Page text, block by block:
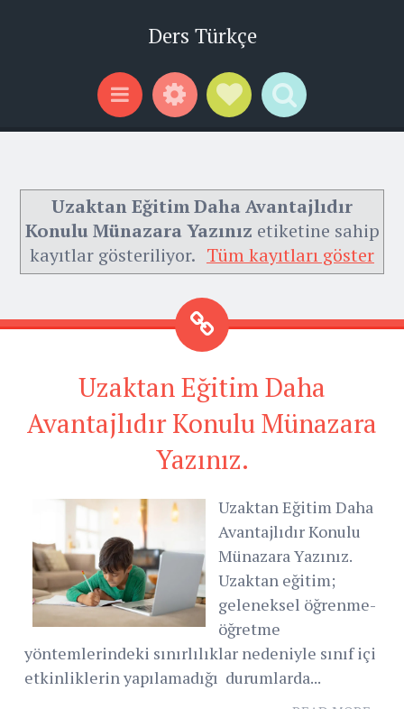
Ders Türkçe
Menu WidgetsSocial Links
Search
Uzaktan Eğitim Daha Avantajlıdır
Konulu Münazara Yazınız etiketine sahip
kayıtlar gösteriliyor. Tüm kayıtları göster
Uzaktan Eğitim Daha
Avantajlıdır Konulu Münazara
Yazınız.
Uzaktan Eğitim Daha
Avantajlıdır Konulu
Münazara Yazınız.
Uzaktan eğitim;
geleneksel öğrenme-
öğretme
yöntemlerindeki sınırlılıklar nedeniyle sınıf içi
etkinliklerin yapılamadığı durumlarda...